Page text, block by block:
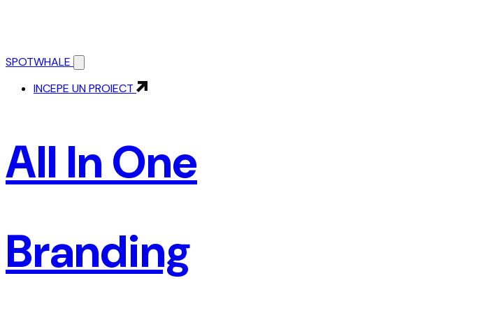
SPOTWHALE
INCEPE UN PROIECT
All In One
Branding